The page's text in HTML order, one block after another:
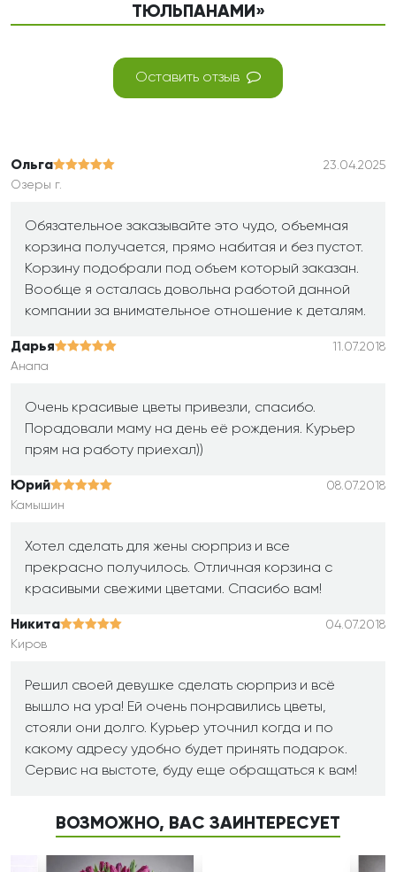
ТЮЛЬПАНАМИ»
Оставить отзыв
Ольга
23.04.2025
Озеры г.
Обязательное заказывайте это чудо, объемная
корзина получается, прямо набитая и без пустот.
Корзину подобрали под объем который заказан.
Вообще я осталась довольна работой данной
компании за внимательное отношение к деталям.
Дарья
11.07.2018
Анапа
Очень красивые цветы привезли, спасибо.
Порадовали маму на день её рождения. Курьер
прям на работу приехал))
Юрий
08.07.2018
Камышин
Хотел сделать для жены сюрприз и все
прекрасно получилось. Отличная корзина с
красивыми свежими цветами. Спасибо вам!
Никита
04.07.2018
Киров
Решил своей девушке сделать сюрприз и всё
вышло на ура! Ей очень понравились цветы,
стояли они долго. Курьер уточнил когда и по
какому адресу удобно будет принять подарок.
Сервис на выстоте, буду еще обращаться к вам!
ВОЗМОЖНО, ВАС ЗАИНТЕРЕСУЕТ